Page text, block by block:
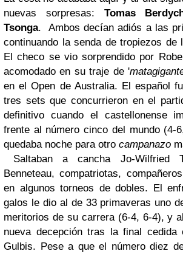
nuevas sorpresas: Tomas
Tsonga. Ambos decían adiós a las
continuando la senda de tropiezos de
El checo se vio sorprendido por
acomodado en su traje de '
en el Open de Australia. El español
tres sets que concurrieron en el
definitivo cuando el castellonense
frente al número cinco del mundo (4-
quedaba noche para otro campanazo
Saltaban a cancha Jo-Wilfried
Benneteau, compatriotas,
en algunos torneos de dobles. El
galos le dio al de 33 primaveras uno
meritorios de su carrera (6-4, 6-4), y
nueva decepción tras la final cedida
Gulbis. Pese a que el número diez